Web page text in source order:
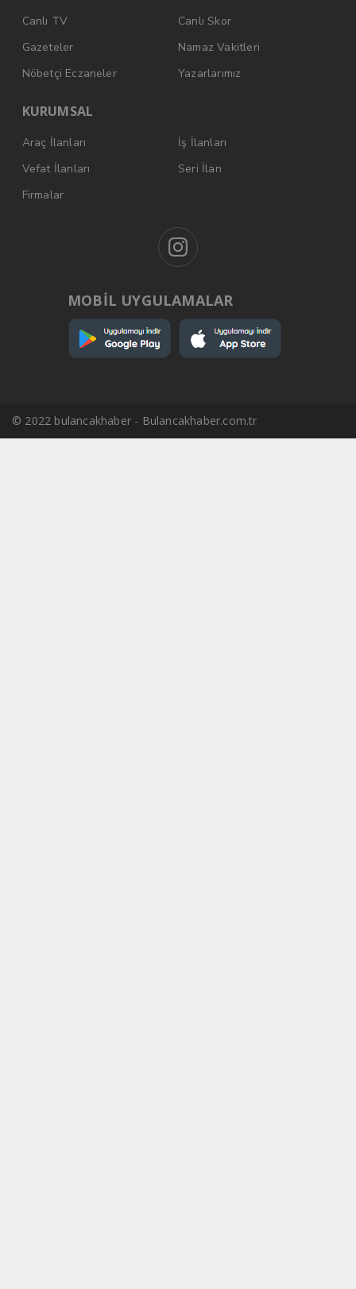
Canlı TV
Canlı Skor
Gazeteler
Namaz Vakitleri
Nöbetçi Eczaneler
Yazarlarımız
KURUMSAL
Araç İlanları
İş İlanları
Vefat İlanları
Seri İlan
Firmalar
MOBİL UYGULAMALAR
© 2022 bulancakhaber - Bulancakhaber.com.tr